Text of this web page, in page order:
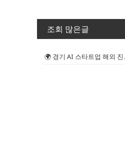
조회 많은글
🌍 경